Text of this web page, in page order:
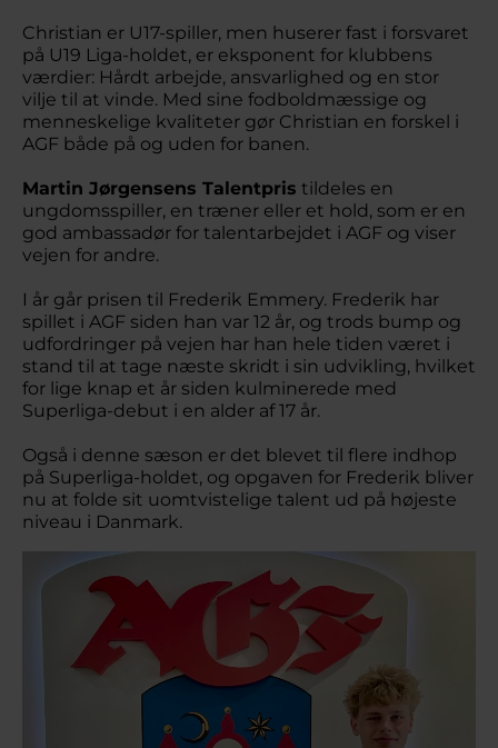
Christian er U17-spiller, men huserer fast i forsvaret
på U19 Liga-holdet, er eksponent for klubbens
værdier: Hårdt arbejde, ansvarlighed og en stor
vilje til at vinde. Med sine fodboldmæssige og
menneskelige kvaliteter gør Christian en forskel i
AGF både på og uden for banen.
Martin Jørgensens Talentpris tildeles en
ungdomsspiller, en træner eller et hold, som er en
god ambassadør for talentarbejdet i AGF og viser
vejen for andre.
I år går prisen til Frederik Emmery. Frederik har
spillet i AGF siden han var 12 år, og trods bump og
udfordringer på vejen har han hele tiden været i
stand til at tage næste skridt i sin udvikling, hvilket
for lige knap et år siden kulminerede med
Superliga-debut i en alder af 17 år.
Også i denne sæson er det blevet til flere indhop
på Superliga-holdet, og opgaven for Frederik bliver
nu at folde sit uomtvistelige talent ud på højeste
niveau i Danmark.